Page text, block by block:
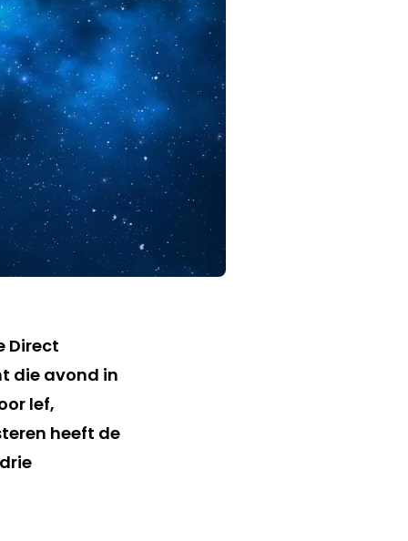
Direct
die avond in
lef,
heeft de